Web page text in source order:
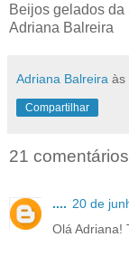
Beijos gelados da
Adriana Balreira
Adriana Balreira às
Compartilhar
21
.... 20 de
Olá Adriana!